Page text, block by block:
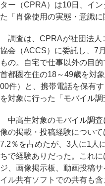
ター（CPRA）は10日、イ
た「肖像使用の実態・意識に
調査は、CPRAが社団法人
協会（ACCS）に委託し、7
もの。自宅で仕事以外の目
首都圏在住の18～49歳を対
00件）と、携帯電話を保有
を対象に行った「モバイル
中高生対象のモバイル調査
像の掲載・投稿経験につい
7.2％を占めたが、3人に1人
ちで経験ありだった。これ
ジ、画像掲示板、動画投稿
イル共有ソフトでの共有も